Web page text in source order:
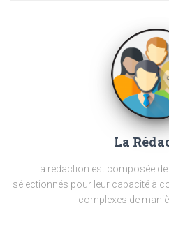
La
La rédaction est composée
sélectionnés pour leur capacité à
complexes de